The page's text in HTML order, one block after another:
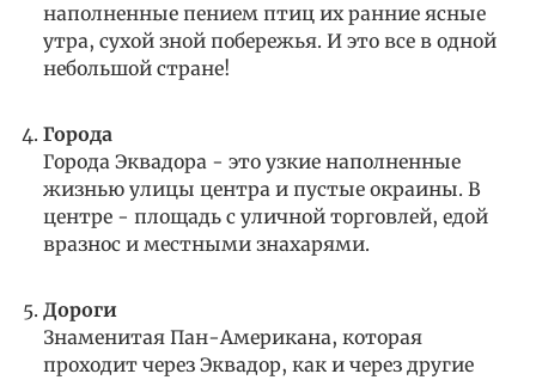
наполненные пением птиц их ранние ясные
утра, сухой зной побережья. И это все в одной
небольшой стране!
Города
Города Эквадора - это узкие наполненные
жизнью улицы центра и пустые окраины. В
центре - площадь с уличной торговлей, едой
вразнос и местными знахарями.
Дороги
Знаменитая Пан-Американа, которая
проходит через Эквадор, как и через другие